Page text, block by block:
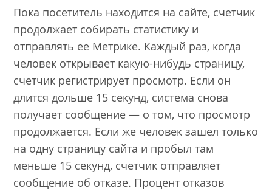
Пока посетитель находится на сайте, счетчик
продолжает собирать статистику и
отправлять ее Метрике. Каждый раз, когда
человек открывает какую-нибудь страницу,
счетчик регистрирует просмотр. Если он
длится дольше 15 секунд, система снова
получает сообщение — о том, что просмотр
продолжается. Если же человек зашел только
на одну страницу сайта и пробыл там
меньше 15 секунд, счетчик отправляет
сообщение об отказе. Процент отказов